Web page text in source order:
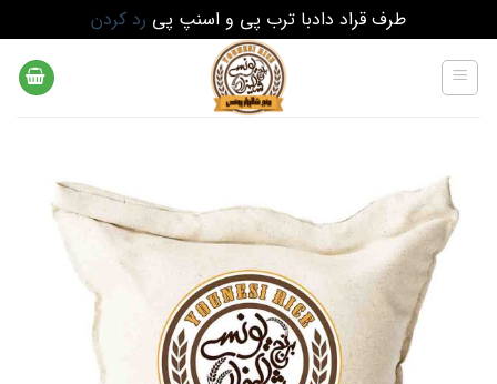
طرف قراد دادبا ترب پی و اسنپ پی رد کردن